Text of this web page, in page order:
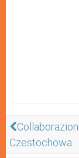
Czestochowa